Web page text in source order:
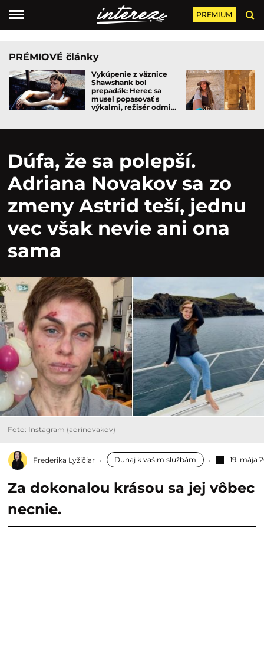
PREMIUM
PRÉMIOVÉ články
Vykúpenie z väznice
Shawshank bol
prepadák: Herec sa
musel popasovať s
výkalmi, režisér odmi...
Dúfa, že sa polepší.
Adriana Novakov sa zo
zmeny Astrid teší, jednu
vec však nevie ani ona
sama
Foto: Instagram (adrinovakov)
Frederika Lyžičiar Dunaj k vašim službám 19. mája
Za dokonalou krásou sa jej vôbec
necnie.